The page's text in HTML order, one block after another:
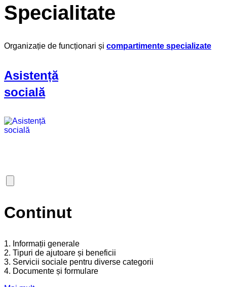
Specialitate
Organizație de funcționari și compartimente specializate
Asistență
socială
Continut
1. Informații generale
2. Tipuri de ajutoare și beneficii
3. Servicii sociale pentru diverse categorii
4. Documente și formulare